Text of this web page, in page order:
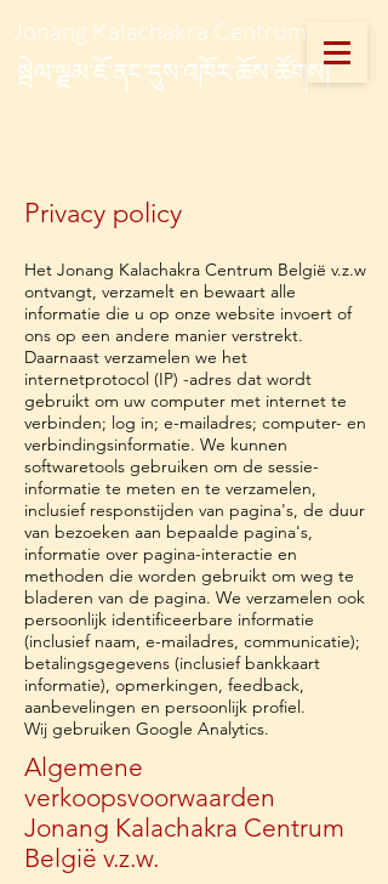
Jonang Kalachakra Centrum
སྦེལ་ལྗམ་ཇོ་ནང་དུས་འཁོར་ཆོས་ཚོགས།
Privacy policy
Het Jonang Kalachakra Centrum België v.z.w
ontvangt, verzamelt en bewaart alle
informatie die u op onze website invoert of
ons op een andere manier verstrekt.
Daarnaast verzamelen we het
internetprotocol (IP) -adres dat wordt
gebruikt om uw computer met internet te
verbinden; log in; e-mailadres; computer- en
verbindingsinformatie. We kunnen
softwaretools gebruiken om de sessie-
informatie te meten en te verzamelen,
inclusief responstijden van pagina's, de duur
van bezoeken aan bepaalde pagina's,
informatie over pagina-interactie en
methoden die worden gebruikt om weg te
bladeren van de pagina. We verzamelen ook
persoonlijk identificeerbare informatie
(inclusief naam, e-mailadres, communicatie);
betalingsgegevens (inclusief bankkaart
informatie), opmerkingen, feedback,
aanbevelingen en persoonlijk profiel.
Wij gebruiken Google Analytics.
Algemene
verkoopsvoorwaarden
Jonang Kalachakra Centrum
België v.z.w.